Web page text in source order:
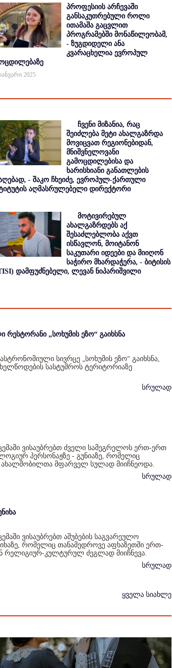
პროფესიის არჩევაში
განსაკუთრებული როლი
ითამაშა გაცვლით
პროგრამებში მონაწილეობამ,
- ზუგდიდელი ანა
კვარაცხელია ევროპულ
2025
ჩვენი მიზანია, რაც
შეიძლება მეტი ახალგაზრდა
მოვიცვათ რეგიონებიდან,
მნიშვნელოვანი
გამოცდილებისა და
ხარისხიანი განათლების
- შაკო ჩხეიძე, ევროპულ-ქართული
აღმასრულებელი დირექტორი
მოტივირებულ
ახალგაზრდებს აქ
შესაძლებლობა აქვთ
ისწავლონ, მოიტანონ
საკუთარი იდეები და მიიღონ
საჭირო მხარდაჭერა, - ბიტისის
დამფუძნებელი, ლევან ნიპარიშვილი
რესტორანი „სოხუმის ეზო“ გაიხსნა
სივრცე „სოხუმის ეზო“ გაიხსნა,
სასტუმროს ტერიტორიაზე
სრულად
ვისაუბრებთ ძველი სამეგრელოს ერთ-ერთ
პერსონაჟზე - გუნიაზე, რომელიც
ახალშობილთა მფარველ სულად მიიჩნეოდა.
სრულად
ვისაუბრებთ აშუბების საგვარეულო
რომელიც თანამედროვე აფხაზეთში ერთ-
რელიგიურ-კულტურულ ძეგლად მიიჩნევა.
სრულად
ყველა სიახლე